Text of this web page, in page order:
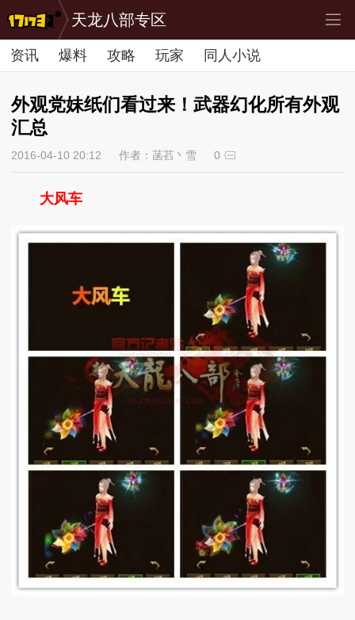
天龙八部专区
资讯 爆料 攻略 玩家 同人小说
外观党妹纸们看过来！武器幻化所有外观
汇总
2016-04-10 20:12 作者：菡萏丶雪 0
大风车